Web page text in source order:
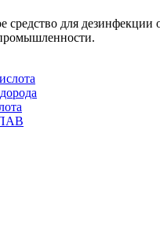
средство для